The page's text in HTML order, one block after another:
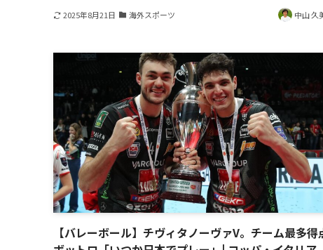
2025年8月21日 海外スポーツ 中山 久
【バレーボール】チヴィタノーヴァV。チーム最多得